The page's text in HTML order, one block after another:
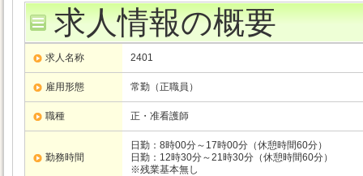
求人情報の概要
求人名称 2401
雇用形態 常勤（正職員）
職種 正・准看護師
勤務時間
日勤：8時00分～17時00分（休憩時間60分）
日勤：12時30分～21時30分（休憩時間60分）
※残業基本無し